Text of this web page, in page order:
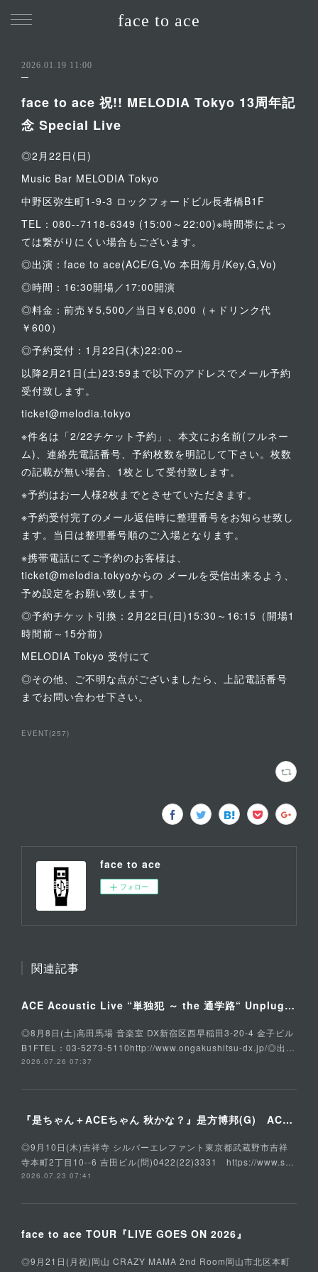
face to ace
2026.01.19 11:00
face to ace 祝!! MELODIA Tokyo 13周年記
念 Special Live
◎2月22日(日)
Music Bar MELODIA Tokyo
中野区弥生町1-9-3 ロックフォードビル長者橋B1F
TEL：080--7118-6349 (15:00～22:00)※時間帯によっ
ては繋がりにくい場合もございます。
◎出演：face to ace(ACE/G,Vo 本田海月/Key,G,Vo)
◎時間：16:30開場／17:00開演
◎料金：前売￥5,500／当日￥6,000（＋ドリンク代
￥600）
◎予約受付：1月22日(木)22:00～
以降2月21日(土)23:59まで以下のアドレスでメール予約
受付致します。
ticket@melodia.tokyo
※件名は「2/22チケット予約」、本文にお名前(フルネー
ム)、連絡先電話番号、予約枚数を明記して下さい。枚数
の記載が無い場合、1枚として受付致します。
※予約はお一人様2枚までとさせていただきます。
※予約受付完了のメール返信時に整理番号をお知らせ致し
ます。当日は整理番号順のご入場となります。
※携帯電話にてご予約のお客様は、
ticket@melodia.tokyoからの メールを受信出来るよう、
予め設定をお願い致します。
◎予約チケット引換：2月22日(日)15:30～16:15（開場1
時間前～15分前）
MELODIA Tokyo 受付にて
◎その他、ご不明な点がございましたら、上記電話番号
までお問い合わせ下さい。
EVENT(257)
face to ace
フォロー
関連記事
ACE Acoustic Live “単独犯 ～ the 通学路“ Unplugged Special
◎8月8日(土)高田馬場 音楽室 DX新宿区西早稲田3-20-4 金子ビル
B1FTEL：03-5273-5110http://www.ongakushitsu-dx.jp/◎出…
2026.07.26 07:37
『是ちゃん＋ACEちゃん 秋かな？』是方博邦(G) ACE(Vo,G) 石川俊介(B) そうる透(Ds)
◎9月10日(木)吉祥寺 シルバーエレファント東京都武蔵野市吉祥
寺本町2丁目10--6 吉田ビル(問)0422(22)3331 https://www.s…
2026.07.23 07:41
face to ace TOUR『LIVE GOES ON 2026』
◎9月21日(月祝)岡山 CRAZY MAMA 2nd Room岡山市北区本町